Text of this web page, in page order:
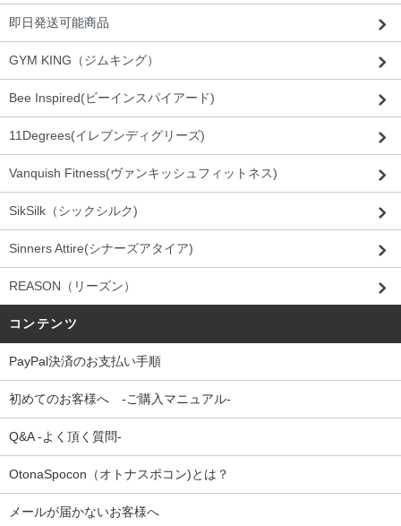
即日発送可能商品
GYM KING（ジムキング）
Bee Inspired(ビーインスパイアード)
11Degrees(イレブンディグリーズ)
Vanquish Fitness(ヴァンキッシュフィットネス)
SikSilk（シックシルク)
Sinners Attire(シナーズアタイア)
REASON（リーズン）
コンテンツ
PayPal決済のお支払い手順
初めてのお客様へ -ご購入マニュアル-
Q&A -よく頂く質問-
OtonaSpocon（オトナスポコン)とは？
メールが届かないお客様へ